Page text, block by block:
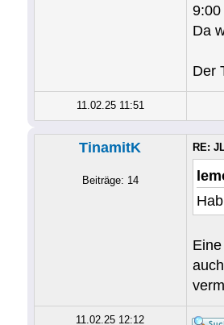
9:00
Da
Der
11.02.25 11:51
TinamitK
Beiträge: 14
RE:
11.02.25 12:12